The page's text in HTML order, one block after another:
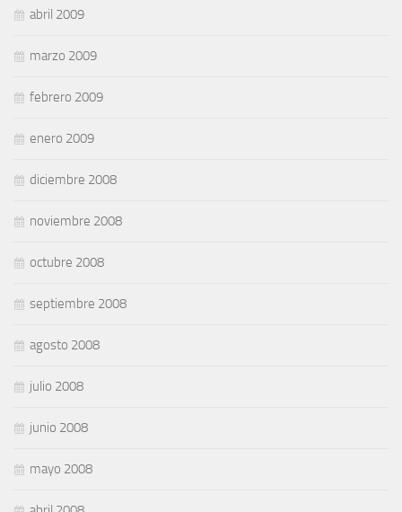
abril 2009
marzo 2009
febrero 2009
enero 2009
diciembre 2008
noviembre 2008
octubre 2008
septiembre 2008
agosto 2008
julio 2008
junio 2008
mayo 2008